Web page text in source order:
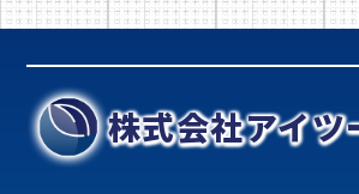
株式会社アイツ